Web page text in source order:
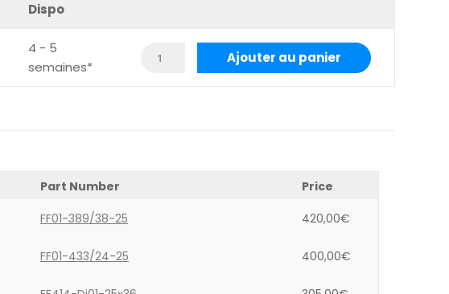
Dispo
4 - 5
semaines*
Ajouter au panier
Part Number
Price
FF01-389/38-25 420,00€
FF01-433/24-25 400,00€